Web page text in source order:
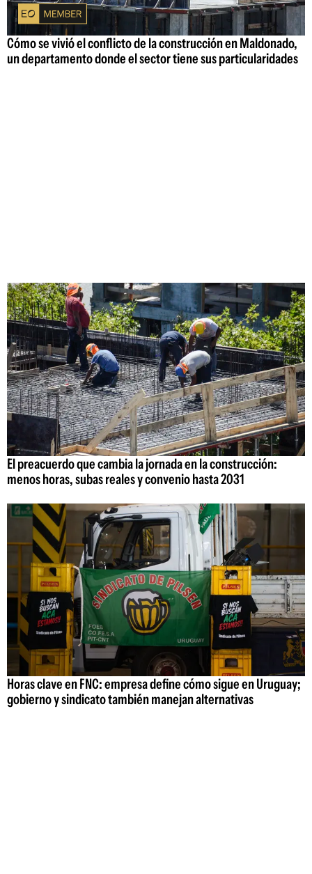
Cómo se vivió el conflicto de la construcción en Maldonado,
un departamento donde el sector tiene sus particularidades
El preacuerdo que cambia la jornada en la construcción:
menos horas, subas reales y convenio hasta 2031
Horas clave en FNC: empresa define cómo sigue en Uruguay;
gobierno y sindicato también manejan alternativas